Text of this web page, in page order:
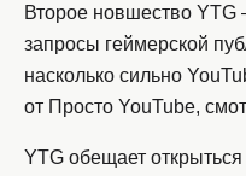
Второе новшество YTG
запросы геймерской
насколько сильно
от Просто YouTube,
YTG обещает